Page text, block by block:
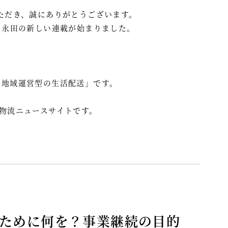
き、誠にありがとうございます。
田の新しい連載が始まりました。
域運営型の生活配送」です。
ニュースサイトです。
めに何を？事業継続の目的